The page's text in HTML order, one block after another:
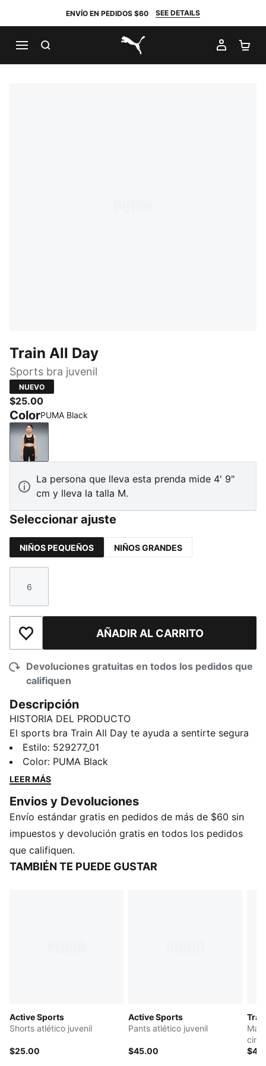
ENVÍO EN PEDIDOS $60 SEE DETAILS
PUMA.com
MI
Train All Day
Sports bra juvenil
NUEVO
$25.00
ColorPUMA Black
PUMA Black
La persona que lleva esta prenda mide 4' 9"
cm y lleva la talla M.
Seleccionar ajuste
NIÑOS PEQUEÑOS NIÑOS GRANDES
Talla
6
Añadir a la lista de deseosAÑADIR AL CARRITO
Devoluciones gratuitas en todos los pedidos que
califiquen
Descripción
HISTORIA DEL PRODUCTO
El sports bra Train All Day te ayuda a sentirte segura
y concentrada. Está diseñado para el estudio, el
campo de juego o el gimnasio y tiene un acabado con
icono PUMA Cat.
GESTIÓN DE LA HUMEDAD: Los tejidos técnicos
dryCELL absorben la humedad de la piel para
ayudarte a mantenerte seco y cómodo
Producto fabricado con al menos un 50 % de
materiales reciclados
Estilo: 529277_01
Color: PUMA Black
LEER MÁS
Envios y Devoluciones
Envío estándar gratis en pedidos de más de $60 sin
impuestos y devolución gratis en todos los pedidos
que califiquen.
TAMBIÉN TE PUEDE GUSTAR
Active Sports
Shorts atlético juvenil
$25.00
Active Sports
Pants atlético juvenil
$45.00